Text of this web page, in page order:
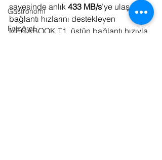
Gastronomi
Fotoğraf
sayesinde anlık 433 MB/s’ye ulaşan
bağlantı hızlarını destekleyen
MEGABOOK T1, üstün bağlantı hızıyla